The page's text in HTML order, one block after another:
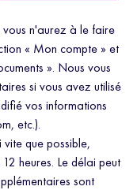
n'aurez à le faire
« Mon compte » et
». Nous vous
si vous avez utilisé
vos informations
etc.).
vite que possible,
heures. Le délai peut
sont